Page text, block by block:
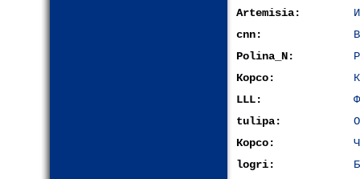
Artemisia:
cnn:
Polina_N:
Корсо:
LLL:
tulipa:
Корсо:
logri: